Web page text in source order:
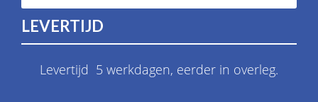
LEVERTIJD
Levertijd 5 werkdagen, eerder in overleg.